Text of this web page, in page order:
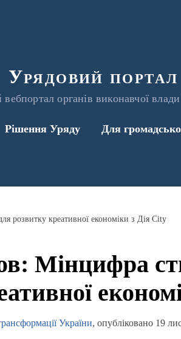
Урядовий портал
органів виконавчої
Рішення Уряду Для
розвитку креативної економіки з Дія City
Мінцифра
України, опубліковано 19